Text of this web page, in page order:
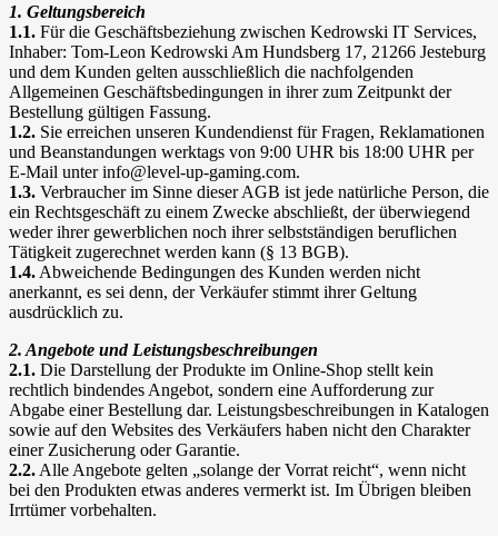
1. Geltungsbereich
1.1. Für die Geschäftsbeziehung zwischen Kedrowski IT Services,
Inhaber: Tom-Leon Kedrowski Am Hundsberg 17, 21266 Jesteburg
und dem Kunden gelten ausschließlich die nachfolgenden
Allgemeinen Geschäftsbedingungen in ihrer zum Zeitpunkt der
Bestellung gültigen Fassung.
1.2. Sie erreichen unseren Kundendienst für Fragen, Reklamationen
und Beanstandungen werktags von 9:00 UHR bis 18:00 UHR per
E-Mail unter info@level-up-gaming.com.
1.3. Verbraucher im Sinne dieser AGB ist jede natürliche Person, die
ein Rechtsgeschäft zu einem Zwecke abschließt, der überwiegend
weder ihrer gewerblichen noch ihrer selbstständigen beruflichen
Tätigkeit zugerechnet werden kann (§ 13 BGB).
1.4. Abweichende Bedingungen des Kunden werden nicht
anerkannt, es sei denn, der Verkäufer stimmt ihrer Geltung
ausdrücklich zu.
2. Angebote und Leistungsbeschreibungen
2.1. Die Darstellung der Produkte im Online-Shop stellt kein
rechtlich bindendes Angebot, sondern eine Aufforderung zur
Abgabe einer Bestellung dar. Leistungsbeschreibungen in Katalogen
sowie auf den Websites des Verkäufers haben nicht den Charakter
einer Zusicherung oder Garantie.
2.2. Alle Angebote gelten „solange der Vorrat reicht“, wenn nicht
bei den Produkten etwas anderes vermerkt ist. Im Übrigen bleiben
Irrtümer vorbehalten.